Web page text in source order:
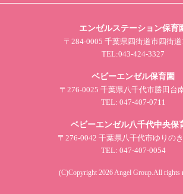
エンゼルステーション保育
〒284-0005 千葉県四街道市四街道
TEL:043-424-3327
ベビーエンゼル保育園
〒276-0025 千葉県八千代市勝田台
TEL: 047-407-0711
ベビーエンゼル八千代中央保
〒276-0042 千葉県八千代市ゆりの
TEL: 047-407-0054
(C)Copyright 2026 Angel Group.All rights